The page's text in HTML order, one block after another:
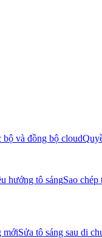
bộ và đồng bộ cloud
hướng tô sángSao chép
mớiSửa tô sáng sau di